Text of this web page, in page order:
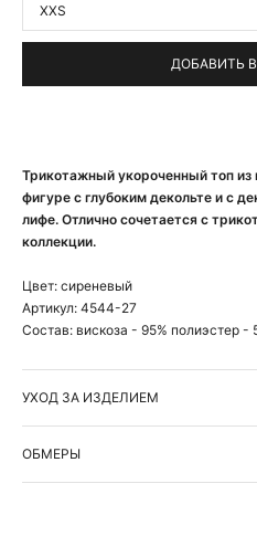
Трикотажный укороченный топ
фигуре с глубоким декольте и с
лифе. Отлично сочетается с
коллекции.
Цвет: сиреневый
Артикул: 4544-27
Состав: вискоза - 95% полиэстер -
УХОД ЗА ИЗДЕЛИЕМ
ОБМЕРЫ
XXS
ДОБАВИТЬ